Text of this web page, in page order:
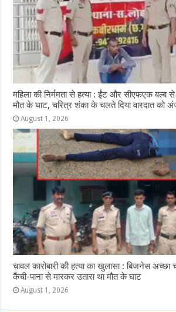
महिला की निर्ममता से हत्या : ईंट और सीएफएक बल्ब से
मौत के घाट, चरित्र शंका के चलते दिया वारदात को
August 1, 2026
चावल कारोबारी की हत्या का खुलासा : बिजनेस
कैंची-पाना से मारकर उतारा था मौत के घाट
August 1, 2026